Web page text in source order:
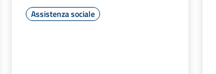
Assistenza sociale